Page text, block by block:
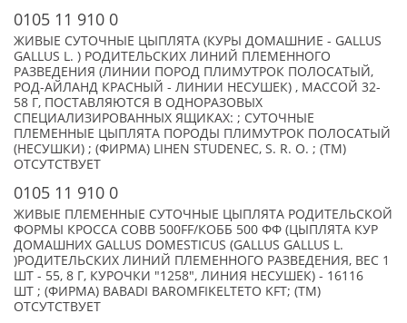
0105 11 910 0
ЖИВЫЕ СУТОЧНЫЕ ЦЫПЛЯТА (КУРЫ ДОМАШНИЕ - GALLUS
GALLUS L. ) РОДИТЕЛЬСКИХ ЛИНИЙ ПЛЕМЕННОГО
РАЗВЕДЕНИЯ (ЛИНИИ ПОРОД ПЛИМУТРОК ПОЛОСАТЫЙ,
РОД-АЙЛАНД КРАСНЫЙ - ЛИНИИ НЕСУШЕК) , МАССОЙ 32-
58 Г, ПОСТАВЛЯЮТСЯ В ОДНОРАЗОВЫХ
СПЕЦИАЛИЗИРОВАННЫХ ЯЩИКАХ: ; СУТОЧНЫЕ
ПЛЕМЕННЫЕ ЦЫПЛЯТА ПОРОДЫ ПЛИМУТРОК ПОЛОСАТЫЙ
(НЕСУШКИ) ; (ФИРМА) LIHEN STUDENEC, S. R. O. ; (TM)
ОТСУТСТВУЕТ
0105 11 910 0
ЖИВЫЕ ПЛЕМЕННЫЕ СУТОЧНЫЕ ЦЫПЛЯТА РОДИТЕЛЬСКОЙ
ФОРМЫ КРОССА COBB 500FF/КОББ 500 ФФ (ЦЫПЛЯТА КУР
ДОМАШНИХ GALLUS DOMESTICUS (GALLUS GALLUS L.
)РОДИТЕЛЬСКИХ ЛИНИЙ ПЛЕМЕННОГО РАЗВЕДЕНИЯ, ВЕС 1
ШТ - 55, 8 Г, КУРОЧКИ "1258", ЛИНИЯ НЕСУШЕК) - 16116
ШТ ; (ФИРМА) BABADI BAROMFIKELTETO KFT; (TM)
ОТСУТСТВУЕТ